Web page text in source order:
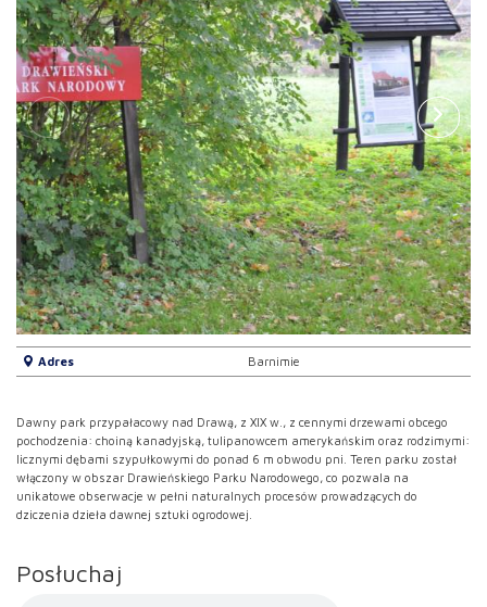
Adres Barnimie
Dawny park przypałacowy nad Drawą, z XIX w., z cennymi drzewami obcego
pochodzenia: choiną kanadyjską, tulipanowcem amerykańskim oraz rodzimymi:
licznymi dębami szypułkowymi do ponad 6 m obwodu pni. Teren parku został
włączony w obszar Drawieńskiego Parku Narodowego, co pozwala na
unikatowe obserwacje w pełni naturalnych procesów prowadzących do
dziczenia dzieła dawnej sztuki ogrodowej.
Posłuchaj